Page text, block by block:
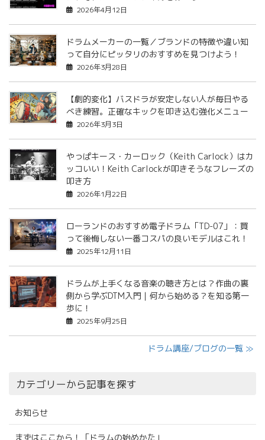
2026年4月12日
ドラムメーカーの一覧／ブランドの特徴や違い知
って自分にピッタリのおすすめを見つけよう！
2026年3月28日
【劇的変化】バスドラが安定しない人が毎日やる
べき練習。正確なキックを叩き込む強化メニュー
2026年3月3日
やっぱキース・カーロック（Keith Carlock）はカ
ッコいい！Keith Carlockが叩きそうなフレーズの
叩き方
2026年1月22日
ローランドのおすすめ電子ドラム「TD-07」：買
って後悔しない一番コスパの良いモデルはこれ！
2025年12月11日
ドラムが上手くなる音楽の聴き方とは？作曲の裏
側から学ぶDTM入門｜何から始める？を知る第一
歩に！
2025年9月25日
ドラム講座/ブログの一覧 ≫
カテゴリーから記事を探す
お知らせ
まずはここから！「ドラムの始めかた」